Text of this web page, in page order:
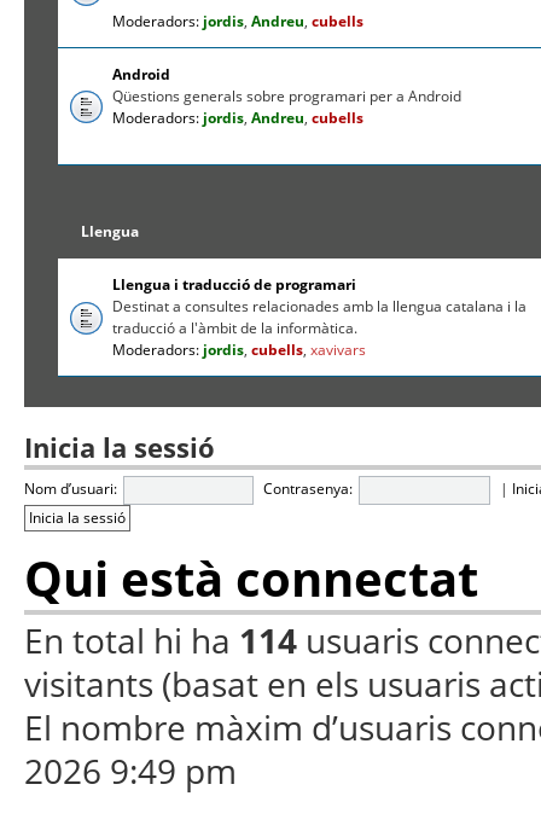
Moderadors: jordis,Andreu,cubells
Android
Qüestions generals sobre programari per a Android
Moderadors: jordis,Andreu,cubells
Llengua
Llengua i traducció de programari
Destinat a consultes relacionades amb la llengua catalana i la
traducció a l'àmbit de la informàtica.
Moderadors: jordis,cubells,xavivars
Inicia la sessió
Nom d’usuari: Contrasenya: |
Qui està connectat
En total hi ha 114 usuaris
visitants (basat en els usuaris
El nombre màxim d’usuaris
2026 9:49 pm